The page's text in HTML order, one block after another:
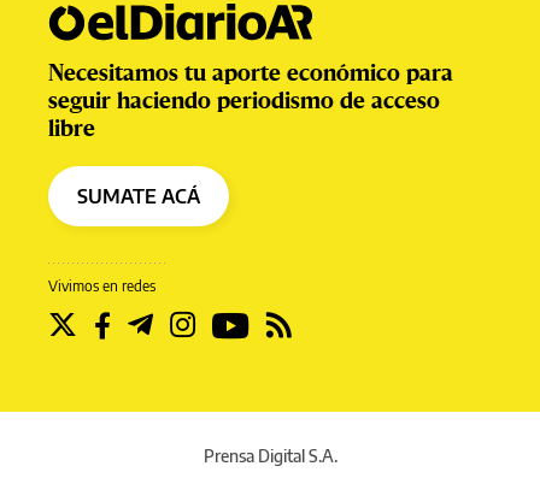
Vivimos en redes
Necesitamos tu aporte económico para
seguir haciendo periodismo de acceso
libre
SUMATE ACÁ
Prensa Digital S.A.